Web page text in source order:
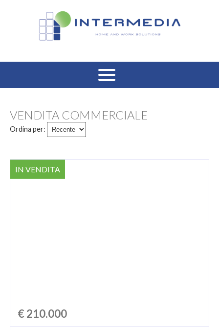
VENDITA RESIDENZIALE
VENDITA COMMERCIALE
CONTATTI
VENDITA COMMERCIALE
Ordina per:
IN VENDITA
€ 210.000